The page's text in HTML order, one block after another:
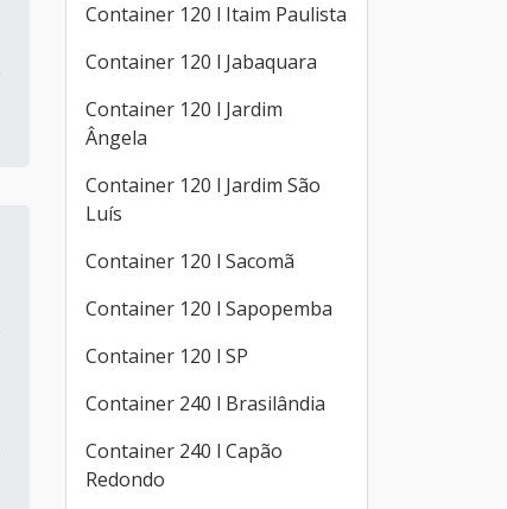
Container 120 l Itaim Paulista
Container 120 l Jabaquara
Container 120 l Jardim
Ângela
Container 120 l Jardim São
Luís
Container 120 l Sacomã
Container 120 l Sapopemba
Container 120 l SP
Container 240 l Brasilândia
Container 240 l Capão
Redondo